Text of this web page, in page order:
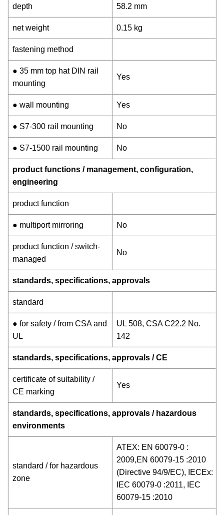
depth 58.2 mm
net weight 0.15 kg
fastening method
● 35 mm top hat DIN rail
mounting
Yes
● wall mounting Yes
● S7-300 rail mounting No
● S7-1500 rail mounting No
product functions / management, configuration,
engineering
product function
● multiport mirroring No
product function / switch-
managed
No
standards, specifications, approvals
standard
● for safety / from CSA and
UL
UL 508, CSA C22.2 No.
142
standards, specifications, approvals / CE
certificate of suitability /
CE marking
Yes
standards, specifications, approvals / hazardous
environments
standard / for hazardous
zone
ATEX: EN 60079-0 :
2009,EN 60079-15 :2010
(Directive 94/9/EC), IECEx:
IEC 60079-0 :2011, IEC
60079-15 :2010